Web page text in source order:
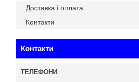
Доставка і оплата
Контакти
Контакти